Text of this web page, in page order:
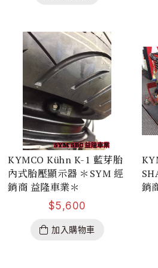
KYMCO Kühn K-1 藍芽胎
內式胎壓顯示器 ＊SYM 經
銷商 益隆車業＊
$5,600
加入購物車
銷